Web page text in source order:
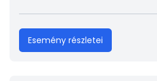
Esemény részletei